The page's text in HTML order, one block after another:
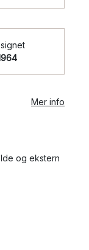
Mer info
og ekstern